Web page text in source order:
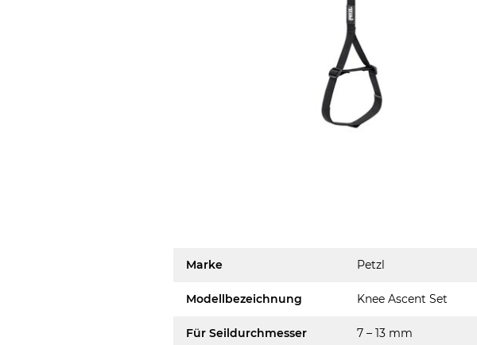
Marke Petzl
Modellbezeichnung Knee Ascent Set
Für Seildurchmesser 7 – 13 mm